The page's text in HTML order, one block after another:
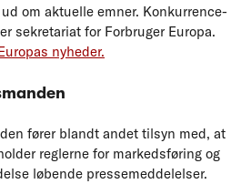
om aktuelle emner. Konkurrence-
sekretariat for Forbruger Europa.
nyheder.
fører blandt andet tilsyn med, at
reglerne for markedsføring og
løbende pressemeddelelser.